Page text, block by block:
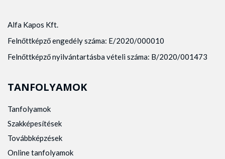
Alfa Kapos Kft.
Felnőttképző engedély száma: E/2020/000010
Felnőttképző nyilvántartásba vételi száma: B/2020/001473
TANFOLYAMOK
Tanfolyamok
Szakképesítések
Továbbképzések
Online tanfolyamok